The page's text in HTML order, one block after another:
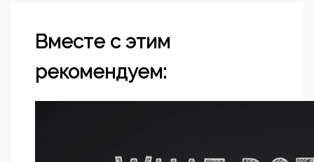
Вместе с этим
рекомендуем: